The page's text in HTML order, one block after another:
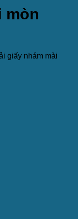
mòn
giấy nhám mài